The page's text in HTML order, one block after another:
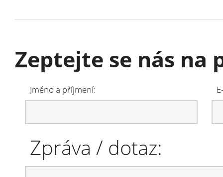
Zeptejte se nás
Jméno a příjmení:
Zpráva / dotaz: